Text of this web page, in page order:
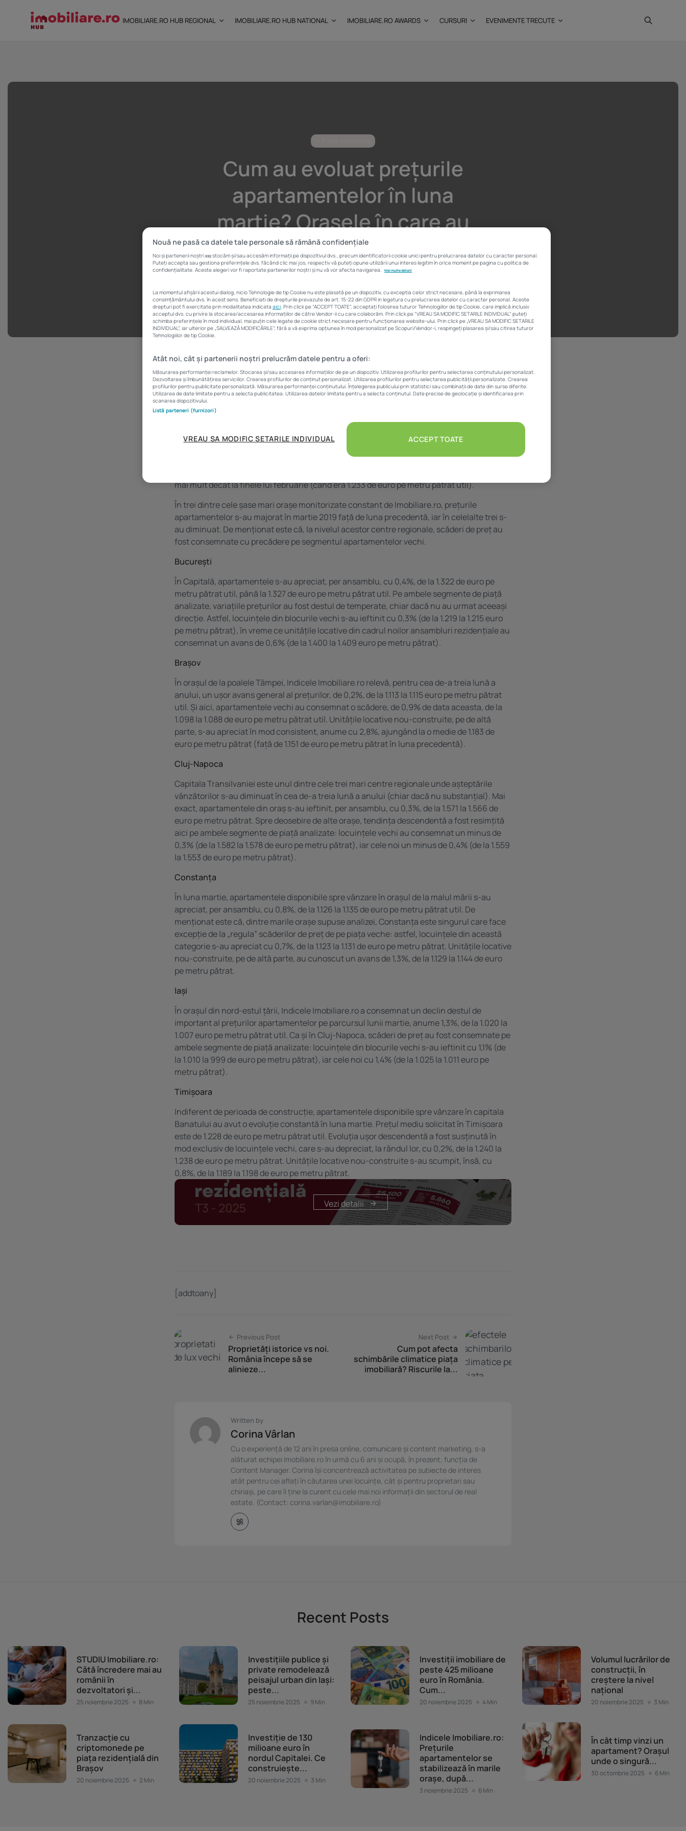
IMOBILIARE.RO HUB REGIONAL IMOBILIARE.RO HUB NATIONAL IMOBILIARE.RO AWARDS CURSURI EVENIMENTE TRECUTE
9 Min
Cum au evoluat prețurile
apartamentelor în luna
martie? Orașele în care au
apărut majorări
Corina Vârlan 9 aprilie 2019 8 Min
În martie 2019, prețurile apartamentelor au consemnat creșteri în trei din șase mari
centre regionale – și scăderi în celelalte trei.
Luna trecută, locuințele disponibile spre vânzare în marile orașe ale țării s-au apreciat ușor
pe plan general, în contextul în care, în mod firesc pentru o perioadă de stabilizare, în
perioada analizată au avut loc variații atât în plus, cât și în minus.
Potrivit Indicelui Imobiliare.ro, suma medie solicitată pentru un metru pătrat de
mai mult decât la finele lui februarie (când era 1.233 de euro pe metru pătrat util).
În trei dintre cele șase mari orașe monitorizate constant de Imobiliare.ro, prețurile
apartamentelor s-au majorat în martie 2019 față de luna precedentă, iar în celelalte trei s-
au diminuat. De menționat este că, la nivelul acestor centre regionale, scăderi de preț au
fost consemnate cu precădere pe segmentul apartamentelor vechi.
București
În Capitală, apartamentele s-au apreciat, per ansamblu, cu 0,4%, de la 1.322 de euro pe
metru pătrat util, până la 1.327 de euro pe metru pătrat util. Pe ambele segmente de piață
analizate, variațiile prețurilor au fost destul de temperate, chiar dacă nu au urmat aceeași
direcție. Astfel, locuințele din blocurile vechi s-au ieftinit cu 0,3% (de la 1.219 la 1.215 euro
pe metru pătrat), în vreme ce unitățile locative din cadrul noilor ansambluri rezidențiale au
consemnat un avans de 0,6% (de la 1.400 la 1.409 euro pe metru pătrat).
Brașov
În orașul de la poalele Tâmpei, Indicele Imobiliare.ro relevă, pentru cea de-a treia lună a
anului, un ușor avans general al prețurilor, de 0,2%, de la 1.113 la 1.115 euro pe metru pătrat
util. Și aici, apartamentele vechi au consemnat o scădere, de 0,9% de data aceasta, de la
1.098 la 1.088 de euro pe metru pătrat util. Unitățile locative nou-construite, pe de altă
parte, s-au apreciat în mod consistent, anume cu 2,8%, ajungând la o medie de 1.183 de
euro pe metru pătrat (față de 1.151 de euro pe metru pătrat în luna precedentă).
Cluj-Napoca
Capitala Transilvaniei este unul dintre cele trei mari centre regionale unde așteptările
vânzătorilor s-au diminuat în cea de-a treia lună a anului (chiar dacă nu substanțial). Mai
exact, apartamentele din oraș s-au ieftinit, per ansamblu, cu 0,3%, de la 1.571 la 1.566 de
euro pe metru pătrat. Spre deosebire de alte orașe, tendința descendentă a fost resimțită
aici pe ambele segmente de piață analizate: locuințele vechi au consemnat un minus de
0,3% (de la 1.582 la 1.578 de euro pe metru pătrat), iar cele noi un minus de 0,4% (de la 1.559
la 1.553 de euro pe metru pătrat).
Constanța
În luna martie, apartamentele disponibile spre vânzare în orașul de la malul mării s-au
apreciat, per ansamblu, cu 0,8%, de la 1.126 la 1.135 de euro pe metru pătrat util. De
menționat este că, dintre marile orașe supuse analizei, Constanța este singurul care face
excepție de la „regula” scăderilor de preț de pe piața veche: astfel, locuințele din această
categorie s-au apreciat cu 0,7%, de la 1.123 la 1.131 de euro pe metru pătrat. Unitățile locative
nou-construite, pe de altă parte, au cunoscut un avans de 1,3%, de la 1.129 la 1.144 de euro
pe metru pătrat.
Iași
În orașul din nord-estul țării, Indicele Imobiliare.ro a consemnat un declin destul de
important al prețurilor apartamentelor pe parcursul lunii martie, anume 1,3%, de la 1.020 la
1.007 euro pe metru pătrat util. Ca și în Cluj-Napoca, scăderi de preț au fost consemnate pe
ambele segmente de piață analizate: locuințele din blocurile vechi s-au ieftinit cu 1,1% (de
la 1.010 la 999 de euro pe metru pătrat), iar cele noi cu 1,4% (de la 1.025 la 1.011 euro pe
metru pătrat).
Timișoara
Indiferent de perioada de construcție, apartamentele disponibile spre vânzare în capitala
Banatului au avut o evoluție constantă în luna martie. Prețul mediu solicitat în Timișoara
este de 1.228 de euro pe metru pătrat util. Evoluția ușor descendentă a fost susținută în
mod exclusiv de locuințele vechi, care s-au depreciat, la rândul lor, cu 0,2%, de la 1.240 la
1.238 de euro pe metru pătrat. Unitățile locative nou-construite s-au scumpit, însă, cu
0,8%, de la 1.189 la 1.198 de euro pe metru pătrat.
Vezi detalii
[addtoany]
Previous Post
Proprietăți istorice vs noi.
România începe să se
alinieze...
Next Post
Cum pot afecta
schimbările climatice piața
imobiliară? Riscurile la...
Written by
Corina Vârlan
Cu o experiență de 12 ani în presa online, comunicare și content marketing, s-a
alăturat echipei Imobiliare.ro în urmă cu 6 ani și ocupă, în prezent, funcția de
Content Manager. Corina își concentrează activitatea pe subiecte de interes
atât pentru cei aflați în căutarea unei locuințe, cât și pentru proprietari sau
chiriași, pe care îi ține la curent cu cele mai noi informații din sectorul de real
estate. (Contact: corina.varlan@imobiliare.ro)
Recent Posts
STUDIU Imobiliare.ro:
Câtă încredere mai au
românii în
dezvoltatori și...
25 noiembrie 2025 8 Min
Investițiile publice și
private remodelează
peisajul urban din Iași:
peste...
25 noiembrie 2025 9 Min
Investiții imobiliare de
peste 425 milioane
euro în România.
Cum...
20 noiembrie 2025 4 Min
Volumul lucrărilor de
construcții, în
creștere la nivel
național
20 noiembrie 2025 3 Min
Tranzacție cu
criptomonede pe
piața rezidențială din
Brașov
20 noiembrie 2025 2 Min
Investiție de 130
milioane euro în
nordul Capitalei. Ce
construiește...
20 noiembrie 2025 3 Min
Indicele Imobiliare.ro:
Prețurile
apartamentelor se
stabilizează în marile
orașe, după...
3 noiembrie 2025 6 Min
În cât timp vinzi un
apartament? Orașul
unde o singură...
30 octombrie 2025 6 Min
Nouă ne pasă ca datele tale personale să rămână confidențiale
Noi și partenerii noștri 692 stocăm și/sau accesăm informații pe dispozitivul dvs., precum identificatorii cookie unici pentru prelucrarea datelor cu caracter personal.
Puteți accepta sau gestiona preferințele dvs. făcând clic mai jos, respectiv vă puteți opune utilizării unui interes legitim în orice moment pe pagina cu politica de
confidențialitate. Aceste alegeri vor fi raportate partenerilor noștri și nu vă vor afecta navigarea. Mai multe detalii
La momentul afișării acestui dialog, nicio Tehnologie de tip Cookie nu este plasată pe un dispozitiv, cu exceptia celor strict necesare, până la exprimarea
consimțământului dvs. în acest sens. Beneficiati de drepturile prevazute de art. 15-22 din GDPR in legatura cu prelucrarea datelor cu caracter personal. Aceste
drepturi pot fi exercitate prin modalitatea indicata aici. Prin click pe “ACCEPT TOATE”, acceptați folosirea tuturor Tehnologiilor de tip Cookie, care implică inclusiv
acceptul dvs. cu privire la stocarea/accesarea informațiilor de către Vendor-ii cu care colaborăm. Prin click pe “VREAU SA MODIFIC SETARILE INDIVIDUAL” puteți
schimba preferințele în mod individual, mai puțin cele legate de cookie strict necesare pentru funcționarea website-ului. Prin click pe „VREAU SA MODIFIC SETARILE
INDIVIDUAL”, iar ulterior pe „SALVEAZĂ MODIFICĂRILE”, fără a vă exprima opțiunea în mod personalizat pe Scopuri/Vendor-i, respingeți plasarea și/sau citirea tuturor
Tehnologiilor de tip Cookie.
Atât noi, cât și partenerii noștri prelucrăm datele pentru a oferi:
Măsurarea performanței reclamelor. Stocarea și/sau accesarea informațiilor de pe un dispozitiv. Utilizarea profilurilor pentru selectarea conținutului personalizat.
Dezvoltarea și îmbunătățirea serviciilor. Crearea profilurilor de conținut personalizat. Utilizarea profilurilor pentru selectarea publicității personalizate. Crearea
profilurilor pentru publicitate personalizată. Măsurarea performanței conținutului. Înțelegerea publicului prin statistici sau combinații de date din surse diferite.
Utilizarea de date limitate pentru a selecta publicitatea. Utilizarea datelor limitate pentru a selecta conținutul. Date precise de geolocație și identificarea prin
scanarea dispozitivului.
Listă parteneri (furnizori)
VREAU SA MODIFIC SETARILE INDIVIDUAL ACCEPT TOATE